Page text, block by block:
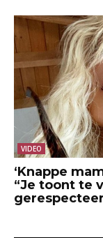
VIDEO
‘Knappe
“Je toont te